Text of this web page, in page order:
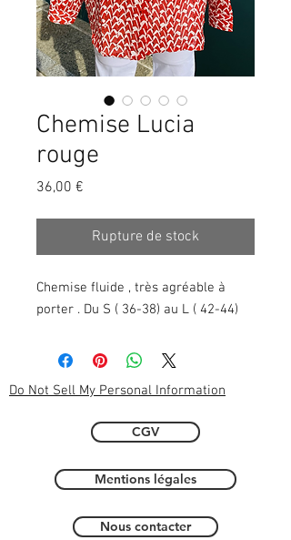
Chemise Lucia
rouge
36,00 €
Rupture de stock
Chemise fluide , très agréable à
porter . Du S ( 36-38) au L ( 42-44)
Do Not Sell My Personal Information
CGV
Mentions légales
Nous contacter